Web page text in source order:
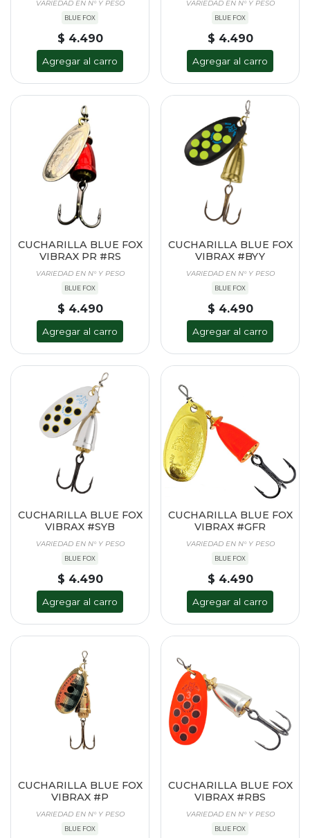
VARIEDAD EN N° Y PESO
BLUE FOX
$ 4.490
Agregar al carro
VARIEDAD EN N° Y PESO
BLUE FOX
$ 4.490
Agregar al carro
CUCHARILLA BLUE FOX
VIBRAX PR #RS
VARIEDAD EN N° Y PESO
BLUE FOX
$ 4.490
Agregar al carro
CUCHARILLA BLUE FOX
VIBRAX #BYY
VARIEDAD EN N° Y PESO
BLUE FOX
$ 4.490
Agregar al carro
CUCHARILLA BLUE FOX
VIBRAX #SYB
VARIEDAD EN N° Y PESO
BLUE FOX
$ 4.490
Agregar al carro
CUCHARILLA BLUE FOX
VIBRAX #GFR
VARIEDAD EN N° Y PESO
BLUE FOX
$ 4.490
Agregar al carro
CUCHARILLA BLUE FOX
VIBRAX #P
VARIEDAD EN N° Y PESO
BLUE FOX
CUCHARILLA BLUE FOX
VIBRAX #RBS
VARIEDAD EN N° Y PESO
BLUE FOX